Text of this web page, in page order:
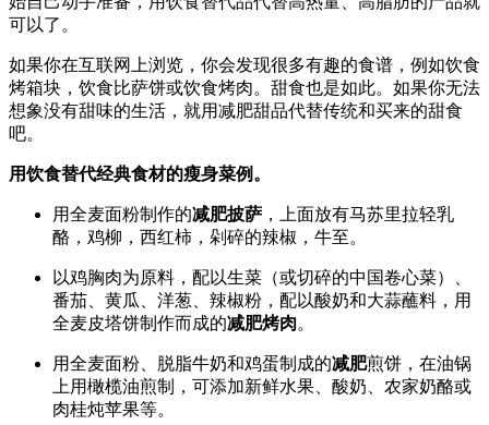
可以了。
如果你在互联网上浏览，你会发现很多有趣的食谱，例如饮食
烤箱块，饮食比萨饼或饮食烤肉。甜食也是如此。如果你无法
想象没有甜味的生活，就用减肥甜品代替传统和买来的甜食
吧。
用饮食替代经典食材的瘦身菜例。
用全麦面粉制作的减肥披萨 ，上面放有马苏里拉轻乳
酪，鸡柳，西红柿，剁碎的辣椒，牛至。
以鸡胸肉为原料，配以生菜（或切碎的中国卷心菜）、
番茄、黄瓜、洋葱、辣椒粉，配以酸奶和大蒜蘸料，用
全麦皮塔饼制作而成的减肥烤肉。
用全麦面粉、脱脂牛奶和鸡蛋制成的减肥煎饼，在油锅
上用橄榄油煎制，可添加新鲜水果、酸奶、农家奶酪或
肉桂炖苹果等。